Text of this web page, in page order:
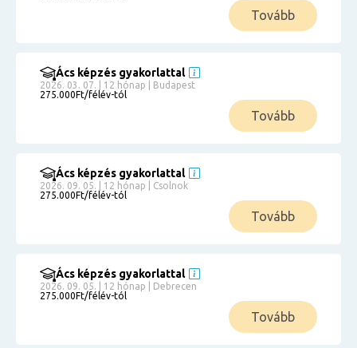
Tovább
Ács képzés gyakorlattal
2026. 03. 07. | 12 hónap | Budapest
275.000Ft/félév-tól
Tovább
Ács képzés gyakorlattal
2026. 09. 05. | 12 hónap | Csolnok
275.000Ft/félév-tól
Tovább
Ács képzés gyakorlattal
2026. 09. 05. | 12 hónap | Debrecen
275.000Ft/félév-tól
Tovább